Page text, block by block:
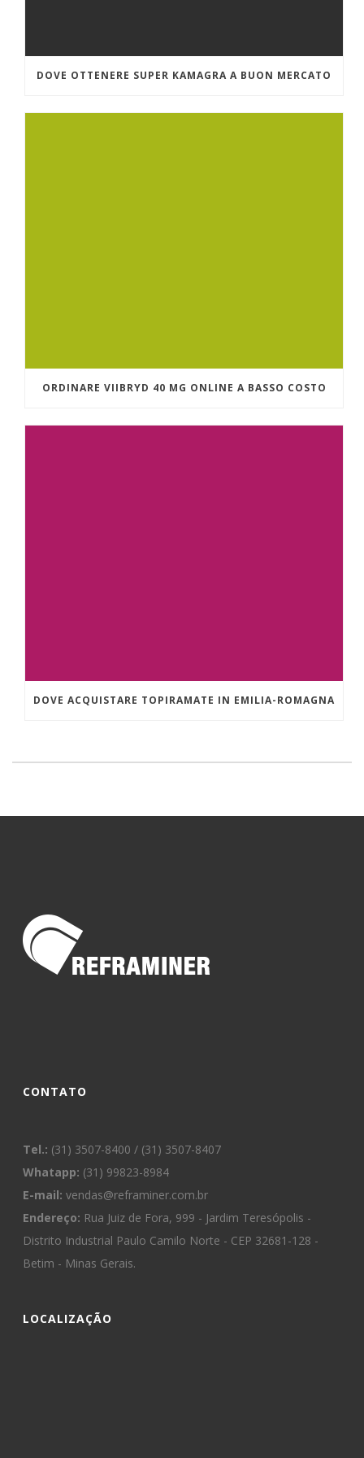
DOVE OTTENERE SUPER KAMAGRA A BUON MERCATO
ORDINARE VIIBRYD 40 MG ONLINE A BASSO COSTO
DOVE ACQUISTARE TOPIRAMATE IN EMILIA-ROMAGNA
CONTATO
Tel.: (31) 3507-8400 / (31) 3507-8407
Whatapp: (31) 99823-8984
E-mail: vendas@reframiner.com.br
Endereço: Rua Juiz de Fora, 999 - Jardim Teresópolis -
Distrito Industrial Paulo Camilo Norte - CEP 32681-128 -
Betim - Minas Gerais.
LOCALIZAÇÃO